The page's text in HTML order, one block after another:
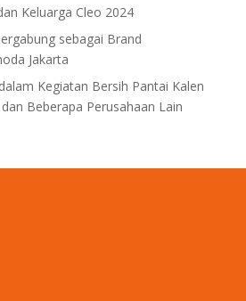
Keluarga Cleo 2024
sebagai Brand
Jakarta
Kegiatan Bersih Pantai Kalen
Beberapa Perusahaan Lain